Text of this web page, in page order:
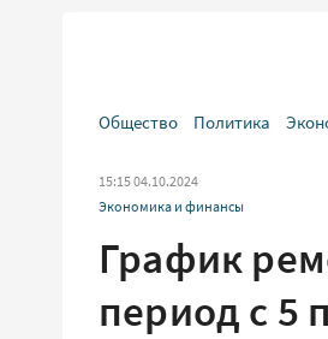
Общество Политика
15:15 04.10.2024
Экономика и финансы
График
период с 5